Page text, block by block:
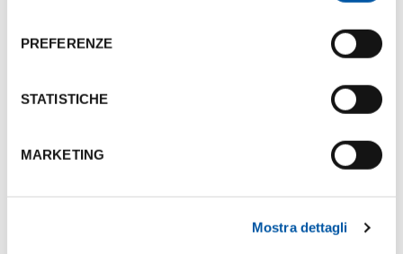
PREFERENZE
STATISTICHE
MARKETING
Mostra dettagli
+3